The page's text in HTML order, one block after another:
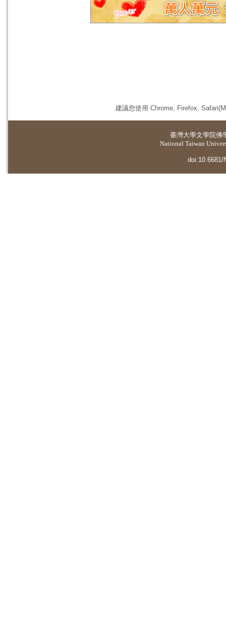
建議您使用 Chrome, Firefox,
臺灣大學文學院佛
National Taiwan
doi:10.6681/